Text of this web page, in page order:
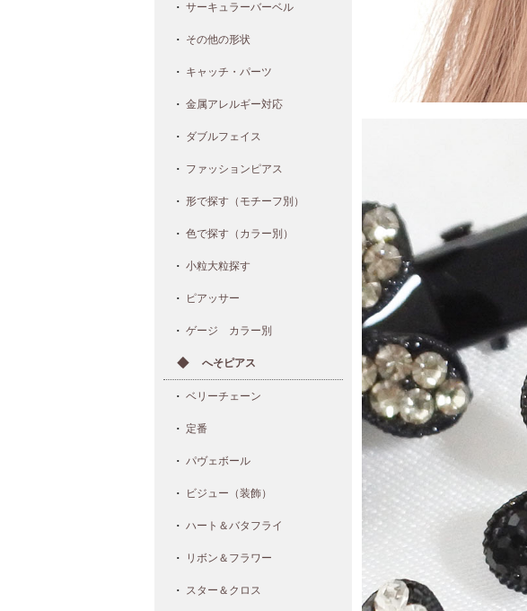
サーキュラーバーベル
その他の形状
キャッチ・パーツ
金属アレルギー対応
ダブルフェイス
ファッションピアス
形で探す（モチーフ別）
色で探す（カラー別）
小粒大粒探す
ピアッサー
ゲージ カラー別
へそピアス
ベリーチェーン
定番
パヴェボール
ビジュー（装飾）
ハート＆バタフライ
リボン＆フラワー
スター＆クロス